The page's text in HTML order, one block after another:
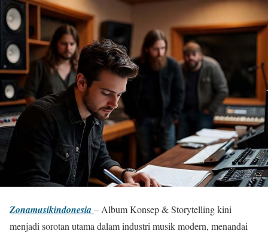
Zonamusikindonesia– Album Konsep & Storytelling kini
menjadi sorotan utama dalam industri musik modern, menandai